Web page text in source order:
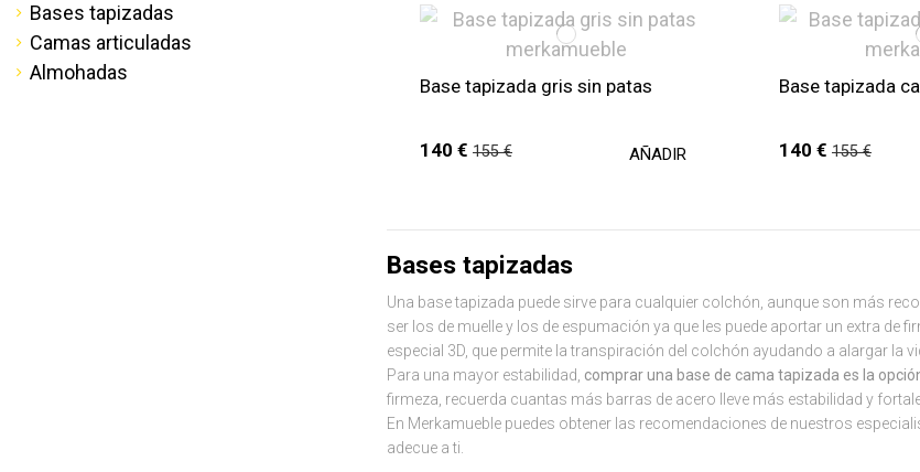
Base tapizada gris sin patas
140 € 155 € AÑADIR
Base tapizada
140 € 155 €
Bases tapizadas
Una base tapizada puede sirve para cualquier colchón, aunque son más
ser los de muelle y los de espumación ya que les puede aportar un extra
especial 3D, que permite la transpiración del colchón ayudando a alargar la
Para una mayor estabilidad, comprar una base de cama tapizada es la
firmeza, recuerda cuantas más barras de acero lleve más estabilidad y
En Merkamueble puedes obtener las recomendaciones de nuestros
adecue a ti.
Bases tapizadas
Camas articuladas
Almohadas